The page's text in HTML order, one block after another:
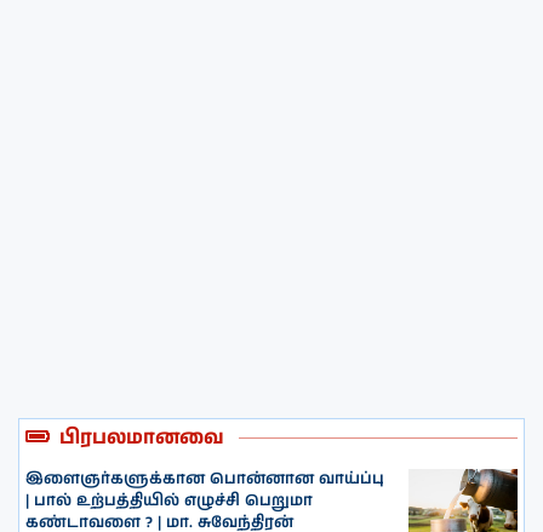
பிரபலமானவை
இளைஞர்களுக்கான பொன்னான வாய்ப்பு
| பால் உற்பத்தியில் எழுச்சி பெறுமா
கண்டாவளை ? | மா. சுவேந்திரன்